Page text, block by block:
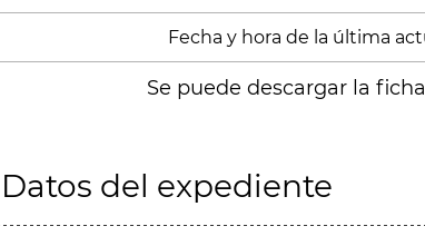
Fecha y hora de la última
Se puede descargar la
Datos del expediente